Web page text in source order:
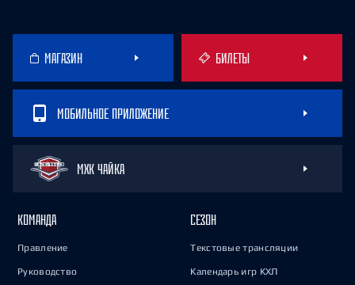
МАГАЗИН БИЛЕТЫ
МОБИЛЬНОЕ ПРИЛОЖЕНИЕ
МХК ЧАЙКА
КОМАНДА
Правление
Руководство
СЕЗОН
Текстовые трансляции
Календарь игр КХЛ